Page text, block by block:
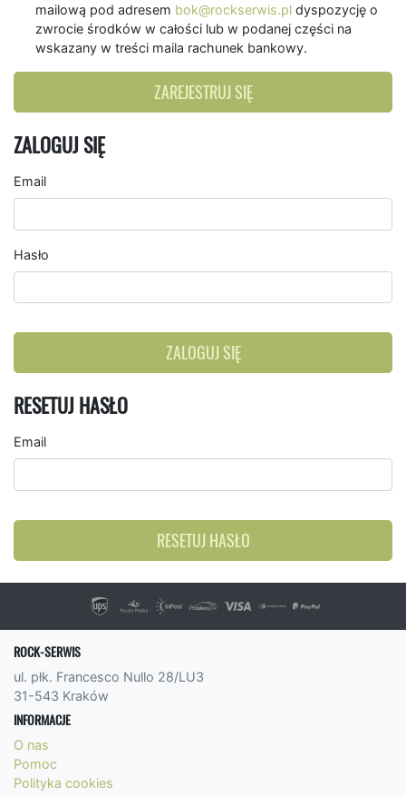
mailową pod adresem bok@rockserwis.pl dyspozycję o
zwrocie środków w całości lub w podanej części na
wskazany w treści maila rachunek bankowy.
ZAREJESTRUJ SIĘ
ZALOGUJ SIĘ
Email
Hasło
ZALOGUJ SIĘ
RESETUJ HASŁO
Email
RESETUJ HASŁO
ROCK-SERWIS
ul. płk. Francesco Nullo 28/LU3
31-543 Kraków
INFORMACJE
O nas
Pomoc
Polityka cookies